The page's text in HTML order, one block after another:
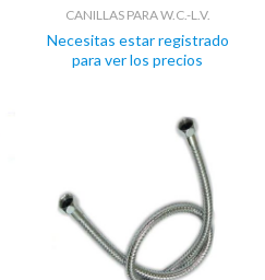
CANILLAS PARA W.C.-L.V.
Necesitas estar registrado
para ver los precios